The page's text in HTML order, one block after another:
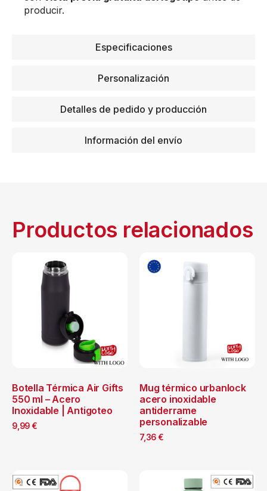
Especificaciones
Personalización
Detalles de pedido y producción
Información del envío
producir.
Productos relacionados
Botella Térmica Air Gifts
550 ml – Acero
Inoxidable | Antigoteo
9,99 €
Mug térmico urbanlock
acero inoxidable
antiderrame
personalizable
7,36 €